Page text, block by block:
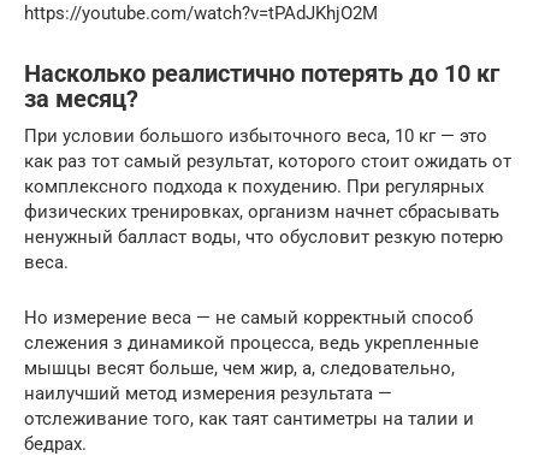
https://youtube.com/watch?v=tPAdJKhjO2M
Насколько реалистично потерять до 10 кг
за месяц?
При условии большого избыточного веса, 10 кг — это
как раз тот самый результат, которого стоит ожидать от
комплексного подхода к похудению. При регулярных
физических тренировках, организм начнет сбрасывать
ненужный балласт воды, что обусловит резкую потерю
веса.
Но измерение веса — не самый корректный способ
слежения з динамикой процесса, ведь укрепленные
мышцы весят больше, чем жир, а, следовательно,
наилучший метод измерения результата —
отслеживание того, как таят сантиметры на талии и
бедрах.